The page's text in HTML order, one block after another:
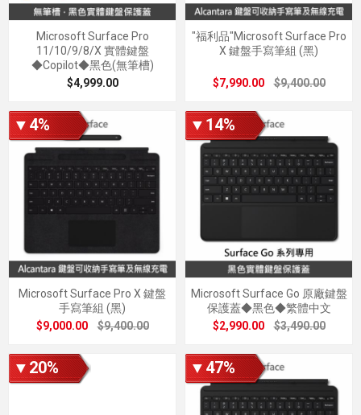
Microsoft Surface Pro
11/10/9/8/X 實體鍵盤
◆Copilot◆黑色(無筆槽)
$4,999.00
"福利品"Microsoft Surface Pro
X 鍵盤手寫筆組 (黑)
$7,990.00 $9,400.00
▼4%
Microsoft Surface Pro X 鍵盤
手寫筆組 (黑)
$9,000.00
$9,400.00
▼14%
Microsoft Surface Go 原廠鍵盤
保護蓋◆黑色◆繁體中文
$2,990.00
$3,490.00
▼20% ▼47%